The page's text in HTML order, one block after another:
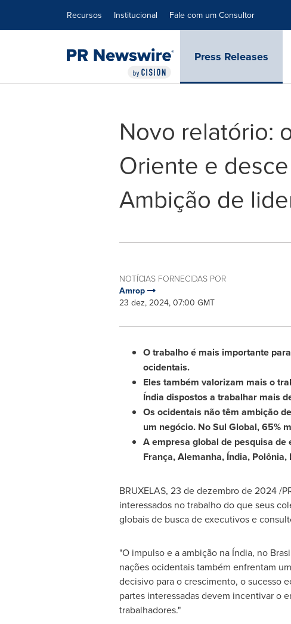
Recursos Institucional Fale com um Consultor
Press Releases
Novo relatório:
Oriente e
Ambição de
NOTÍCIAS FORNECIDAS POR
Amrop
23 dez, 2024, 07:00 GMT
O trabalho é mais importante
ocidentais.
Eles também valorizam mais o
Índia dispostos a trabalhar mais
Os ocidentais não têm ambição
um negócio. No Sul Global, 65%
A empresa global de pesquisa
França, Alemanha, Índia,
BRUXELAS, 23 de dezembro de 2024/
interessados no trabalho do que seus
globais de busca de executivos e
"O impulso e a ambição na Índia, no
nações ocidentais também enfrentam
decisivo para o crescimento, o sucesso
partes interessadas devem incentivar o
trabalhadores."